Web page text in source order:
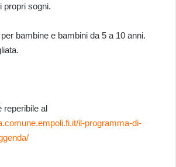
propri sogni.
bambine e bambini da 5 a 10 anni.
reperibile al
il-programma-di-